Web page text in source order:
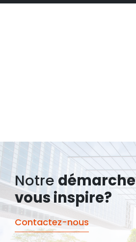
Notre démarche
vous inspire?
Contactez-nous